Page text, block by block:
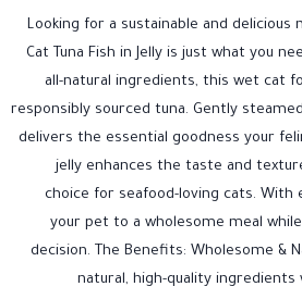
Looking for a sustainable and delicious
Cat Tuna Fish in Jelly is just what you
all-natural ingredients, this wet cat
responsibly sourced tuna. Gently
delivers the essential goodness your
jelly enhances the taste and
choice for seafood-loving cats. With
your pet to a wholesome meal
decision. The Benefits: Wholesome &
natural, high-quality